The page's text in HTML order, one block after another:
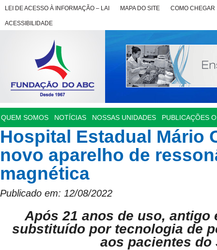
LEI DE ACESSO À INFORMAÇÃO – LAI MAPA DO SITE COMO CHEGAR
ACESSIBILIDADE
QUEM SOMOS NOTÍCIAS NOSSAS UNIDADES PUBLICAÇÕES
Hospital Estadual Mário
novo aparelho de
magnética
Publicado em: 12/08/2022
Após 21 anos de uso, antigo
substituído por tecnologia de
aos pacientes do